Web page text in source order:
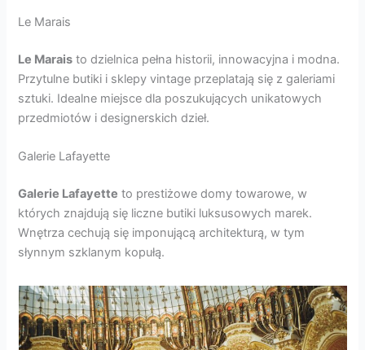
Le Marais
Le Marais to dzielnica pełna historii, innowacyjna i modna.
Przytulne butiki i sklepy vintage przeplatają się z galeriami
sztuki. Idealne miejsce dla poszukujących unikatowych
przedmiotów i designerskich dzieł.
Galerie Lafayette
Galerie Lafayette to prestiżowe domy towarowe, w
których znajdują się liczne butiki luksusowych marek.
Wnętrza cechują się imponującą architekturą, w tym
słynnym szklanym kopułą.